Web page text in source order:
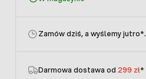
Zamów dziś, a wyślemy jutro*.
Darmowa dostawa od 299 zł*